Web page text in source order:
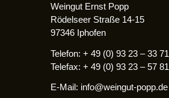
Weingut Ernst Popp
Rödelseer Straße 14-15
97346 Iphofen
Telefon: + 49 (0) 93 23 – 33 71
Telefax: + 49 (0) 93 23 – 57 81
E-Mail: info@weingut-popp.de